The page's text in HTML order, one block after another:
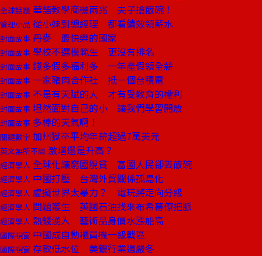
全球話題 華語教學商機兩兆 夫子搶飯碗！
管理小品 從小妹到總經理 都看績效領薪水
封面故事 丹麥 最快樂的國家
封面故事 學校不選模範生 更沒有排名
封面故事 錢多假多福利多 一年產假領全薪
封面故事 一家豬肉合作社 抵一個台積電
封面故事 不是有天賦的人 才有受教育的權利
封面故事 坦然面對自己的小 讓我們學習開放
封面故事 多棒的天氣啊！
關鍵數字 加州獄卒平均年薪超過7萬美元
英文無所不談 激增還是升高？
經濟學人 全球化讓窮國脫貧 富國人民卻丟飯碗
經濟學人 中國打壓 台灣外貿關係孤島化
經濟學人 虛擬世界太暴力？ 電玩將走向分級
經濟學人 問題叢生 英國石油找來布希幕僚把脈
經濟學人 熱錢湧入 藝術品身價水漲船高
國際視窗 中國成自動櫃員機一級戰區
國際視窗 存款低水位 美銀行業遇嚴冬